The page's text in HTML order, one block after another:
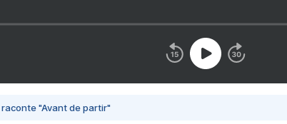
raconte "Avant de partir"